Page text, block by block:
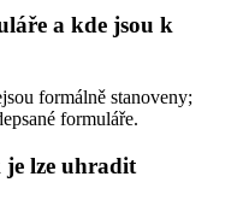
a kde jsou k
formálně stanoveny;
formuláře.
lze uhradit